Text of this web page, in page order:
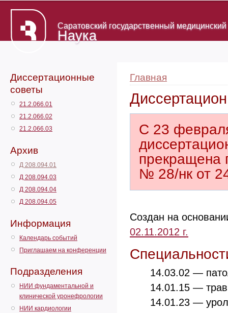
Саратовский государственный
Наука
Диссертационные
советы
21.2.066.01
21.2.066.02
21.2.066.03
Архив
Д 208.094.01
Д 208.094.03
Д 208.094.04
Д 208.094.05
Информация
Календарь событий
Приглашаем на конференции
Подразделения
НИИ фундаментальной и
клинической уронефрологии
НИИ кардиологии
Главная
С 23
прекращена
№ 28/нк от
Создан на
02.11.2012 г.
14.03.02 —
14.01.15 —
14.01.23 —